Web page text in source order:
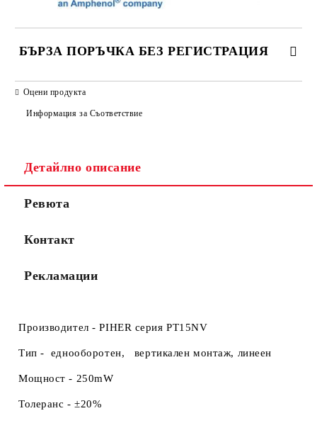
БЪРЗА ПОРЪЧКА БЕЗ РЕГИСТРАЦИЯ
Съгласен съм с
Ние ще се свържем с вас в рамките на работния ден.
Оцени продукта
Информация за Съответствие
Детайлно описание
Ревюта
Контакт
Рекламации
Производител - PIHER серия PT15NV
Тип - еднооборотен, вертикален монтаж, линеен
Мощност - 250mW
Толеранс -±20%